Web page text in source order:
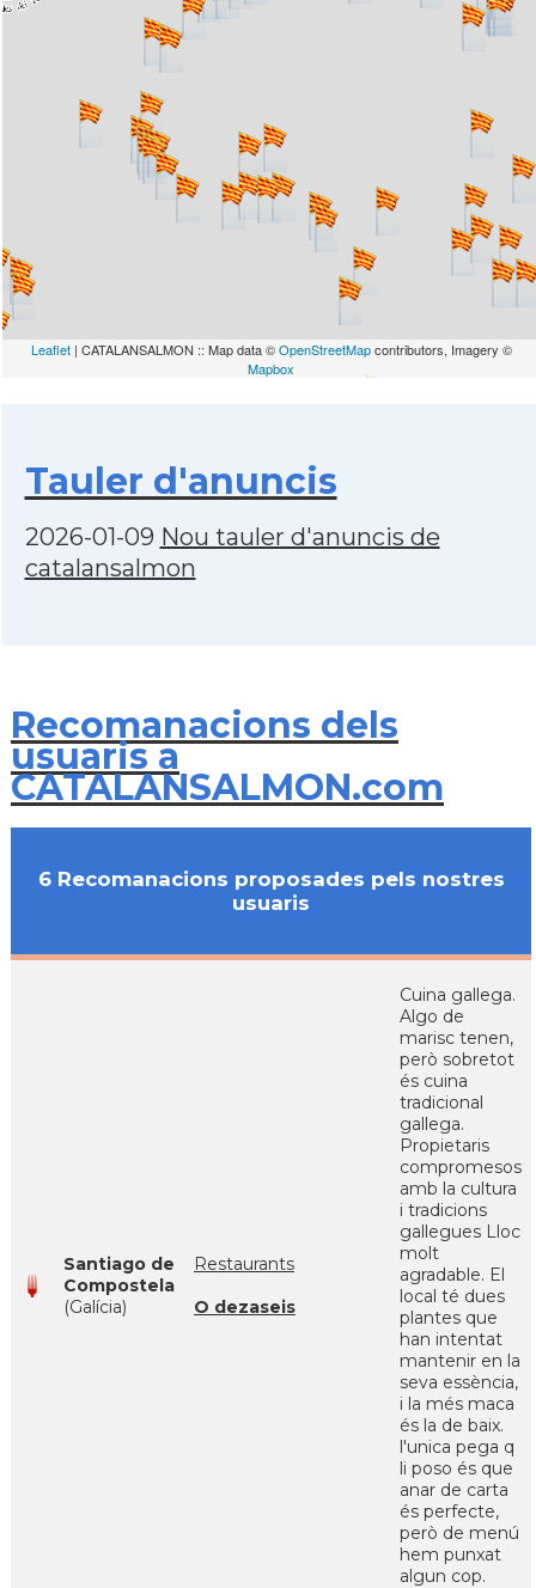
Leaflet| CATALANSALMON :: Map data ©OpenStreetMapcontributors, Imagery ©
Mapbox
Tauler d'anuncis
2026-01-09 Nou tauler d'anuncis de
catalansalmon
Recomanacions dels
usuaris a
CATALANSALMON.com
6 Recomanacions proposades pels nostres
usuaris
Santiago de
Compostela
(Galícia)
Restaurants
O dezaseis
Cuina gallega.
Algo de
marisc tenen,
però sobretot
és cuina
tradicional
gallega.
Propietaris
compromesos
amb la cultura
i tradicions
gallegues Lloc
molt
agradable. El
local té dues
plantes que
han intentat
mantenir en la
seva essència,
i la més maca
és la de baix.
l'unica pega q
li poso és que
anar de carta
és perfecte,
però de menú
hem punxat
algun cop.